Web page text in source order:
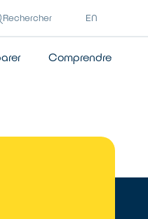
Rechercher EN
Comprendre